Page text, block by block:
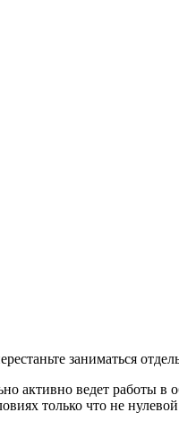
заниматься
активно ведет работы в
только что не